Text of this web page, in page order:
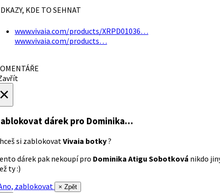
KDE TO SEHNAT
www.vivaia.com/products/XRPD01036…
www.vivaia.com/products…
dárek pro Dominika…
si zablokovatVivaia botky?
dárek pak nekoupí pro Dominika Atigu Sobotková nikdo
ty :)
zablokovat
× Zpět